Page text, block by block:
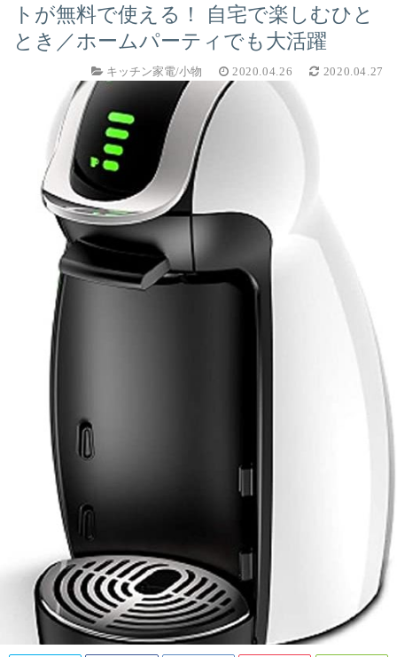
トが無料で使える！ 自宅で楽しむひと
とき／ホームパーティでも大活躍
キッチン家電/小物 2020.04.26 2020.04.27